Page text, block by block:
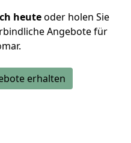
heuteoder holen Sie
Angebote für
erhalten